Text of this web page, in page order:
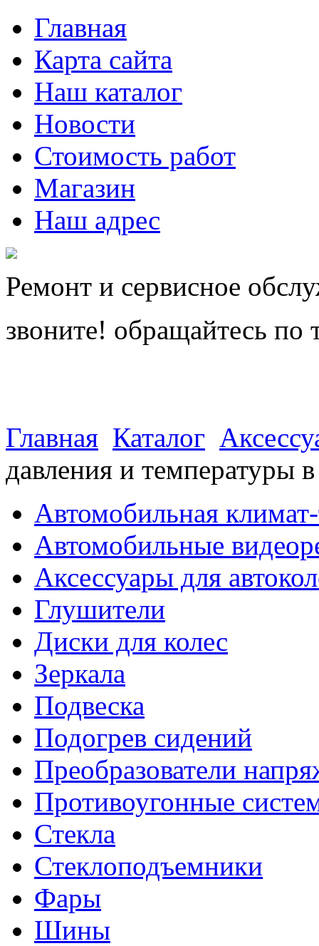
Главная
Карта сайта
Наш каталог
Новости
Стоимость работ
Магазин
Наш адрес
Ремонт и сервисное
звоните! обращайтесь по
Главная Каталог
давления и температуры
Автомобильная
Автомобильные
Аксессуары для
Глушители
Диски для колес
Зеркала
Подвеска
Подогрев сидений
Преобразователи
Противоугонные
Стекла
Стеклоподъемники
Фары
Шины